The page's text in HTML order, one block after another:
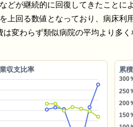
どが継続的に回復してきたことによ
上回る数値となっており、病床利用
変わらず類似病院の平均より多く
収支比率 累